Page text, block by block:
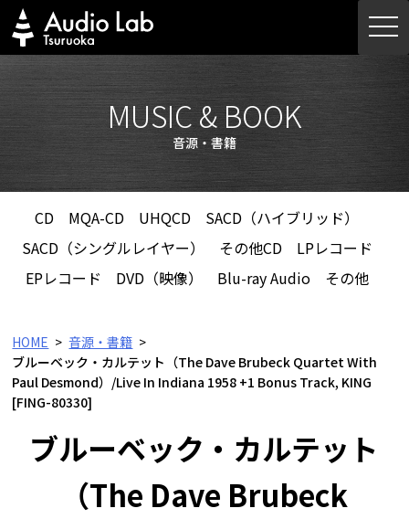
Skip
to
content
MUSIC & BOOK
音源・書籍
CD MQA-CD UHQCD
SACD（ハイブリッド）
SACD（シングルレイヤー）
その他CD
LPレコード
EPレコード
DVD（映像） Blu-ray Audio その他
HOME
音源・書籍
ブルーベック・カルテット（The Dave Brubeck Quartet With
Paul Desmond）/Live In Indiana 1958 +1 Bonus Track, KING
[FING-80330]
ブルーベック・カルテット
（The Dave Brubeck